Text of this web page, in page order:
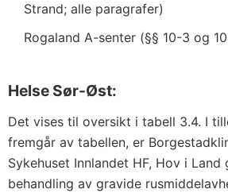
Strand; alle paragrafer)
Rogaland A-senter (§§ 10-3 og
Helse Sør-Øst:
Det vises til oversikt i tabell 3.4. I
fremgår av tabellen, er
Sykehuset Innlandet HF, Hov i
behandling av gravide